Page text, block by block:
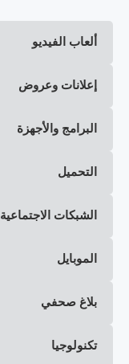
ألعاب الفيديو
إعلانات وعروض
البرامج والأجهزة
التحميل
الشبكات الاجتماعية
الموبايل
بلاغ صحفي
تكنولوجيا